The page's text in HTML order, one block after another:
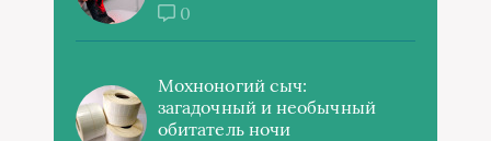
0
Мохноногий сыч:
загадочный и необычный
обитатель ночи